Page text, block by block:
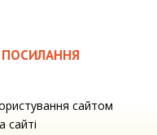
ПОСИЛАННЯ
сайтом
сайті